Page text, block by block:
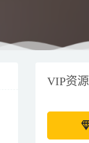
VIP资源